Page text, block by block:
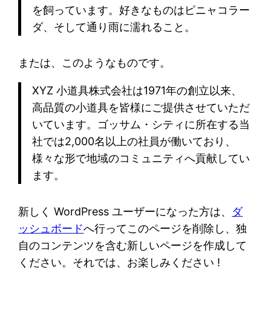
を飼っています。好きなものはピニャコラー
ダ、そして通り雨に濡れること。
または、このようなものです。
XYZ 小道具株式会社は1971年の創立以来、
高品質の小道具を皆様にご提供させていただ
いています。ゴッサム・シティに所在する当
社では2,000名以上の社員が働いており、
様々な形で地域のコミュニティへ貢献してい
ます。
新しく WordPress ユーザーになった方は、 ダ
ッシュボードへ行ってこのページを削除し、独
自のコンテンツを含む新しいページを作成して
ください。それでは、お楽しみください !